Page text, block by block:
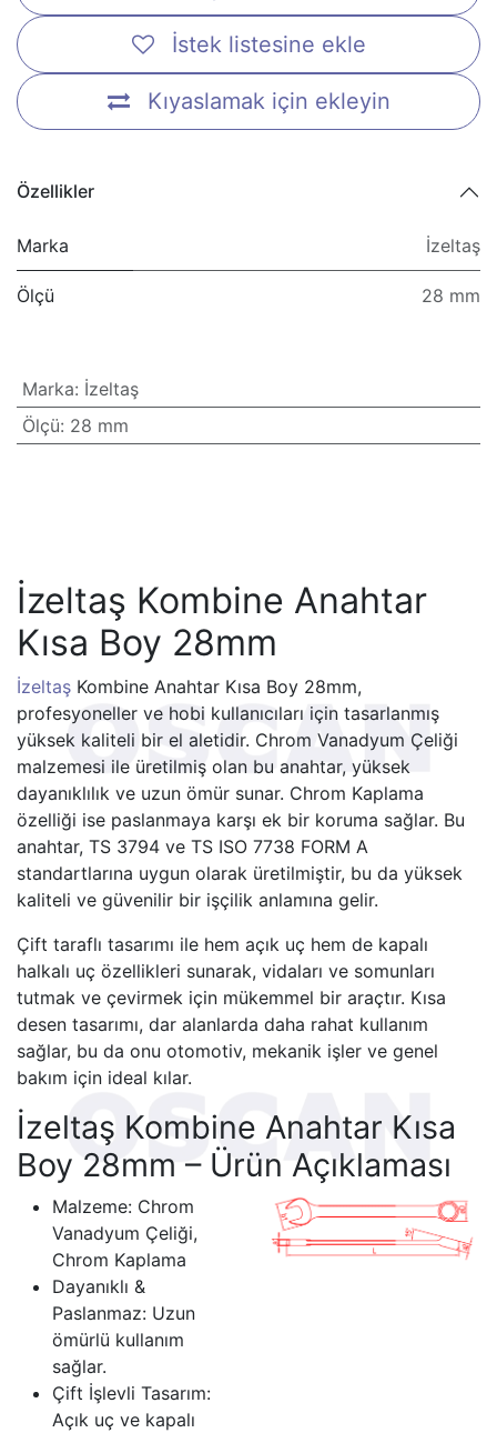
Kıyaslamak için ekleyin
İstek listesine ekle
Özellikler
Marka İzeltaş
Ölçü 28 mm
Marka: İzeltaş
Ölçü: 28 mm
İzeltaş Kombine Anahtar
Kısa Boy 28mm
İzeltaş Kombine Anahtar Kısa Boy 28mm,
profesyoneller ve hobi kullanıcıları için tasarlanmış
yüksek kaliteli bir el aletidir. Chrom Vanadyum Çeliği
malzemesi ile üretilmiş olan bu anahtar, yüksek
dayanıklılık ve uzun ömür sunar. Chrom Kaplama
özelliği ise paslanmaya karşı ek bir koruma sağlar. Bu
anahtar, TS 3794 ve TS ISO 7738 FORM A
standartlarına uygun olarak üretilmiştir, bu da yüksek
kaliteli ve güvenilir bir işçilik anlamına gelir.
Çift taraflı tasarımı ile hem açık uç hem de kapalı
halkalı uç özellikleri sunarak, vidaları ve somunları
tutmak ve çevirmek için mükemmel bir araçtır. Kısa
desen tasarımı, dar alanlarda daha rahat kullanım
sağlar, bu da onu otomotiv, mekanik işler ve genel
bakım için ideal kılar.
İzeltaş Kombine Anahtar Kısa
Boy 28mm – Ürün Açıklaması
Malzeme: Chrom
Vanadyum Çeliği,
Chrom Kaplama
Dayanıklı &
Paslanmaz: Uzun
ömürlü kullanım
sağlar.
Çift İşlevli Tasarım:
Açık uç ve kapalı